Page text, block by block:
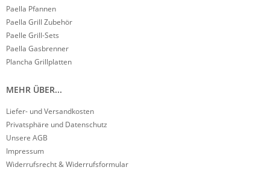
Paella Pfannen
Paella Grill Zubehör
Paelle Grill-Sets
Paella Gasbrenner
Plancha Grillplatten
MEHR ÜBER...
Liefer- und Versandkosten
Privatsphäre und Datenschutz
Unsere AGB
Impressum
Widerrufsrecht & Widerrufsformular